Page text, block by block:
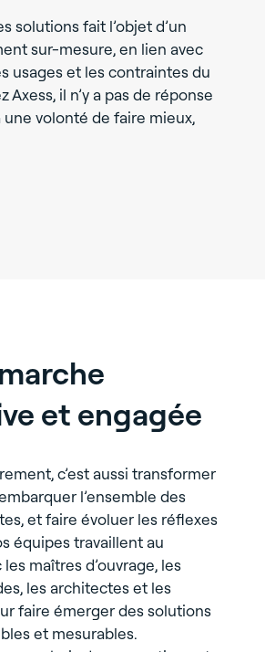
solutions fait l’objet d’un
sur-mesure, en lien avec
usages et les contraintes du
Axess, il n’y a pas de réponse
une volonté de faire mieux,
et engagée
c’est aussi transformer
l’ensemble des
et faire évoluer les réflexes
équipes travaillent au
maîtres d’ouvrage, les
les architectes et les
faire émerger des solutions
et mesurables.